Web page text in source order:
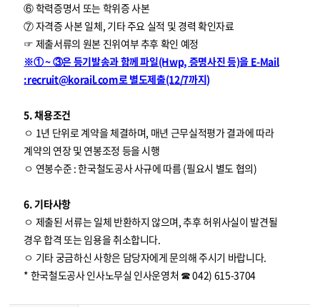
⑥ 학력증명서 또는 학위증 사본
⑦ 자격증 사본 일체, 기타 주요 실적 및 경력 확인자료
☞ 제출서류의 원본 진위여부 추후 확인 예정
※① ~ ③은 등기발송과 함께 파일(Hwp, 증명사진 등)을 E-Mail
:recruit@korail.com로 별도제출(12/7까지)
5. 채용조건
ㅇ 1년 단위로 계약을 체결하며, 매년 근무실적평가 결과에 따라
계약의 연장 및 연봉조정 등을 시행
ㅇ 연봉수준 : 한국철도공사 사규에 따름 (필요시 별도 협의)
6. 기타사항
ㅇ 제출된 서류는 일체 반환하지 않으며, 추후 허위사실이 발견될
경우 합격 또는 임용을 취소합니다.
ㅇ 기타 궁금하신 사항은 담당자에게 문의해 주시기 바랍니다.
* 한국철도공사 인사노무실 인사운영처 ☎ 042) 615-3704